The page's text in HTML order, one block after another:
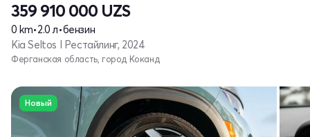
359 910 000 UZS
0 km•2.0 л•бензин
Kia Seltos I Рестайлинг, 2024
Ферганская область, город Коканд
Новый